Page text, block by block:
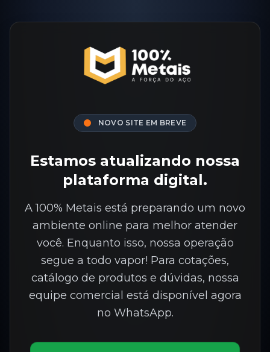
NOVO SITE EM BREVE
Estamos atualizando nossa
plataforma digital.
A 100% Metais está preparando um novo
ambiente online para melhor atender
você. Enquanto isso, nossa operação
segue a todo vapor! Para cotações,
catálogo de produtos e dúvidas, nossa
equipe comercial está disponível agora
no WhatsApp.